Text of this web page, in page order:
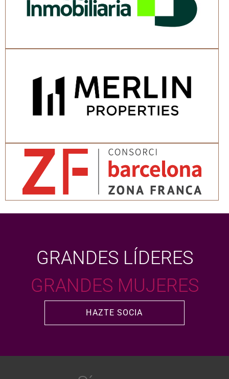
GRANDES LÍDERES
GRANDES MUJERES
HAZTE SOCIA